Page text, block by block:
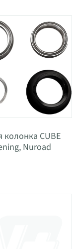
колонка CUBE
Nuroad